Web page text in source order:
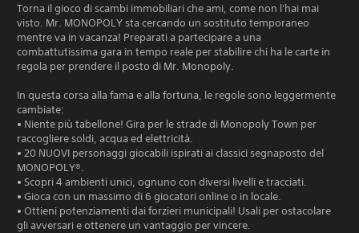
Torna il gioco di scambi immobiliari che ami, come non l'hai mai
visto. Mr. MONOPOLY sta cercando un sostituto temporaneo
mentre va in vacanza! Preparati a partecipare a una
combattutissima gara in tempo reale per stabilire chi ha le carte in
regola per prendere il posto di Mr. Monopoly.
In questa corsa alla fama e alla fortuna, le regole sono leggermente
cambiate:
• Niente più tabellone! Gira per le strade di Monopoly Town per
raccogliere soldi, acqua ed elettricità.
• 20 NUOVI personaggi giocabili ispirati ai classici segnaposto del
MONOPOLY®.
• Scopri 4 ambienti unici, ognuno con diversi livelli e tracciati.
• Gioca con un massimo di 6 giocatori online o in locale.
• Ottieni potenziamenti dai forzieri municipali! Usali per ostacolare
gli avversari e ottenere un vantaggio per vincere.